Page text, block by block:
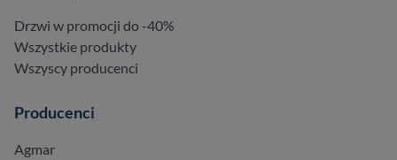
Drzwi w promocji do -40%
Wszystkie produkty
Wszyscy producenci
Producenci
Agmar